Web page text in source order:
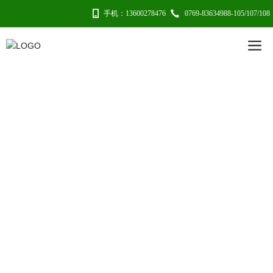
手机：13600278476 0769-83634988-105/107/108